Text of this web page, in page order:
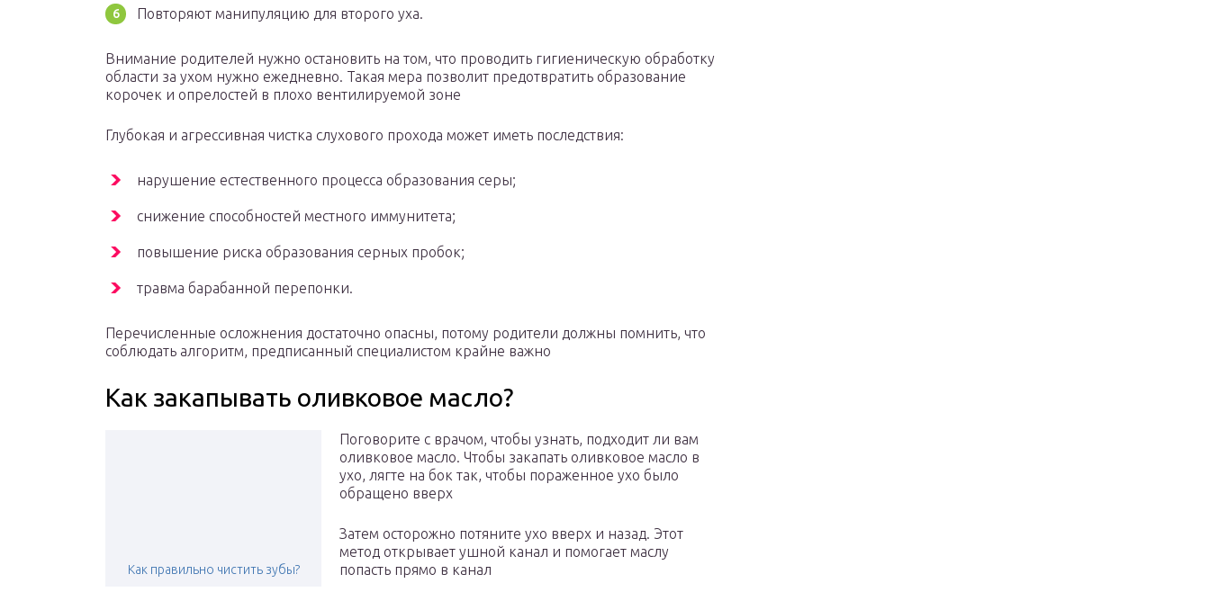
Повторяют манипуляцию для второго уха.
Внимание родителей нужно остановить на том, что проводить гигиеническую обработку
области за ухом нужно ежедневно. Такая мера позволит предотвратить образование
корочек и опрелостей в плохо вентилируемой зоне
Глубокая и агрессивная чистка слухового прохода может иметь последствия:
нарушение естественного процесса образования серы;
снижение способностей местного иммунитета;
повышение риска образования серных пробок;
травма барабанной перепонки.
Перечисленные осложнения достаточно опасны, потому родители должны помнить, что
соблюдать алгоритм, предписанный специалистом крайне важно
Как закапывать оливковое масло?
Как правильно чистить зубы?
Поговорите с врачом, чтобы узнать, подходит ли вам
оливковое масло. Чтобы закапать оливковое масло в
ухо, лягте на бок так, чтобы пораженное ухо было
обращено вверх
Затем осторожно потяните ухо вверх и назад. Этот
метод открывает ушной канал и помогает маслу
попасть прямо в канал